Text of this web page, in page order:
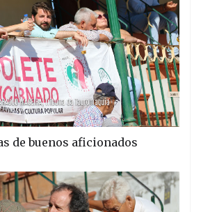
de buenos aficionados